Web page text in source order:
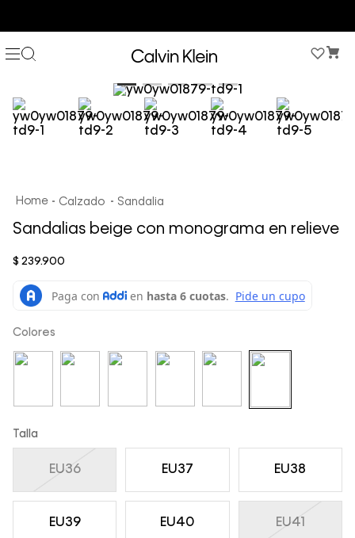
Calzado Sandalia
Sandalias beige con monograma en relieve
$ 239.900
Colores
Talla
EU36 EU37 EU38
EU39 EU40 EU41